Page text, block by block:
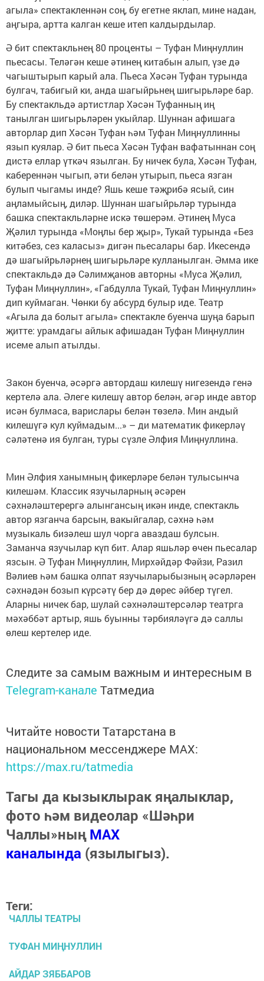
агыла» спектакленнән соң, бу егетне яклап, мине надан,
аңгыра, артта калган кеше итеп калдырдылар.
Ә бит спектакльнең 80 проценты – Туфан Миңнуллин
пьесасы. Теләгән кеше әтинең китабын алып, үзе дә
чагыштырып карый ала. Пьеса Хәсән Туфан турында
булгач, табигый ки, анда шагыйрьнең шигырьләре бар.
Бу спектакльдә артистлар Хәсән Туфанның иң
танылган шигырьләрен укыйлар. Шуннан афишага
авторлар дип Хәсән Туфан һәм Туфан Миңнуллинны
язып куялар. Ә бит пьеса Хәсән Туфан вафатыннан соң
дистә еллар үткәч язылган. Бу ничек була, Хәсән Туфан,
кабереннән чыгып, әти белән утырып, пьеса язган
булып чыгамы инде? Яшь кеше тәҗрибә ясый, син
аңламыйсың, диләр. Шуннан шагыйрьләр турында
башка спектакльләрне искә төшерәм. Әтинең Муса
Җәлил турында «Моңлы бер җыр», Тукай турында «Без
китәбез, сез каласыз» дигән пьесалары бар. Икесендә
дә шагыйрьләрнең шигырьләре кулланылган. Әмма ике
спектакльдә дә Сәлимҗанов авторны «Муса Җәлил,
Туфан Миңнуллин», «Габдулла Тукай, Туфан Миңнуллин»
дип куймаган. Чөнки бу абсурд булыр иде. Театр
«Агыла да болыт агыла» спектакле буенча шуңа барып
җитте: урамдагы айлык афишадан Туфан Миңнуллин
исеме алып атылды.
Закон буенча, әсәргә автордаш килешү нигезендә генә
кертелә ала. Әлеге килешү автор белән, әгәр инде автор
исән булмаса, варислары белән төзелә. Мин андый
килешүгә кул куймадым...» – ди математик фикерләү
сәләтенә ия булган, туры сүзле Әлфия Миңнуллина.
Мин Әлфия ханымның фикерләре белән тулысынча
килешәм. Классик язучыларның әсәрен
сәхнәләштерергә алынгансың икән инде, спектакль
автор язганча барсын, вакыйгалар, сәхнә һәм
музыкаль бизәлеш шул чорга аваздаш булсын.
Заманча язучылар күп бит. Алар яшьләр өчен пьесалар
язсын. Ә Туфан Миңнуллин, Мирхәйдәр Фәйзи, Разил
Вәлиев һәм башка олпат язучыларыбызның әсәрләрен
сәхнәдән бозып күрсәтү бер дә дөрес әйбер түгел.
Аларны ничек бар, шулай сәхнәләштерсәләр театрга
мәхәббәт артыр, яшь буынны тәрбияләүгә дә саллы
өлеш кертелер иде.
Следите за самым важным и интересным в
Telegram-канале Татмедиа
Читайте новости Татарстана в
национальном мессенджере MАХ:
https://max.ru/tatmedia
Тагы да кызыклырак яңалыклар,
фото һәм видеолар «Шәһри
Чаллы»ныңMAX
каналында (язылыгыз).
Теги:
ЧАЛЛЫ ТЕАТРЫ
ТУФАН МИҢНУЛЛИН
АЙДАР ЗЯББАРОВ